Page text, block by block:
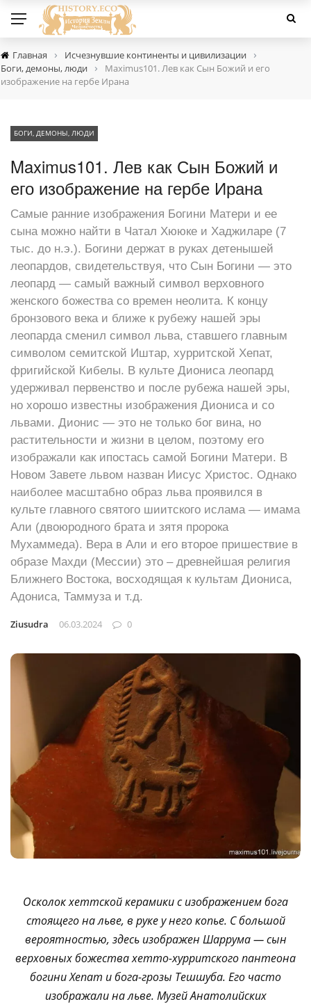
Главная › Исчезнувшие континенты и цивилизации ›
Боги, демоны, люди ›
Maximus101. Лев как Сын Божий и его
изображение на гербе Ирана
БОГИ, ДЕМОНЫ, ЛЮДИ
Maximus101. Лев как Сын Божий и
его изображение на гербе Ирана
Самые ранние изображения Богини Матери и ее
сына можно найти в Чатал Хююке и Хаджиларе (7
тыс. до н.э.). Богини держат в руках детенышей
леопардов, свидетельствуя, что Сын Богини — это
леопард — самый важный символ верховного
женского божества со времен неолита. К концу
бронзового века и ближе к рубежу нашей эры
леопарда сменил символ льва, ставшего главным
символом семитской Иштар, хурритской Хепат,
фригийской Кибелы. В культе Диониса леопард
удерживал первенство и после рубежа нашей эры,
но хорошо известны изображения Диониса и со
львами. Дионис — это не только бог вина, но
растительности и жизни в целом, поэтому его
изображали как ипостась самой Богини Матери. В
Новом Завете львом назван Иисус Христос. Однако
наиболее масштабно образ льва проявился в
культе главного святого шиитского ислама — имама
Али (двоюродного брата и зятя пророка
Мухаммеда). Вера в Али и его второе пришествие в
образе Махди (Мессии) это – древнейшая религия
Ближнего Востока, восходящая к культам Диониса,
Адониса, Таммуза и т.д.
Ziusudra 06.03.2024 0
Осколок хеттской керамики с изображением бога
стоящего на льве, в руке у него копье. С большой
вероятностью, здесь изображен Шаррума — сын
верховных божества хетто-хурритского пантеона
богини Хепат и бога-грозы Тешшуба. Его часто
изображали на льве. Музей Анатолийских